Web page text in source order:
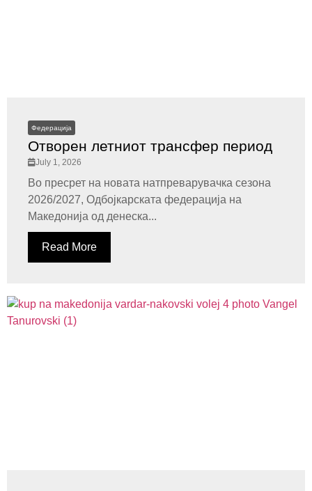
Федерација
Отворен летниот трансфер период
July 1, 2026
Во пресрет на новата натпреварувачка сезона
2026/2027, Одбојкарската федерација на
Македонија од денеска...
Read More